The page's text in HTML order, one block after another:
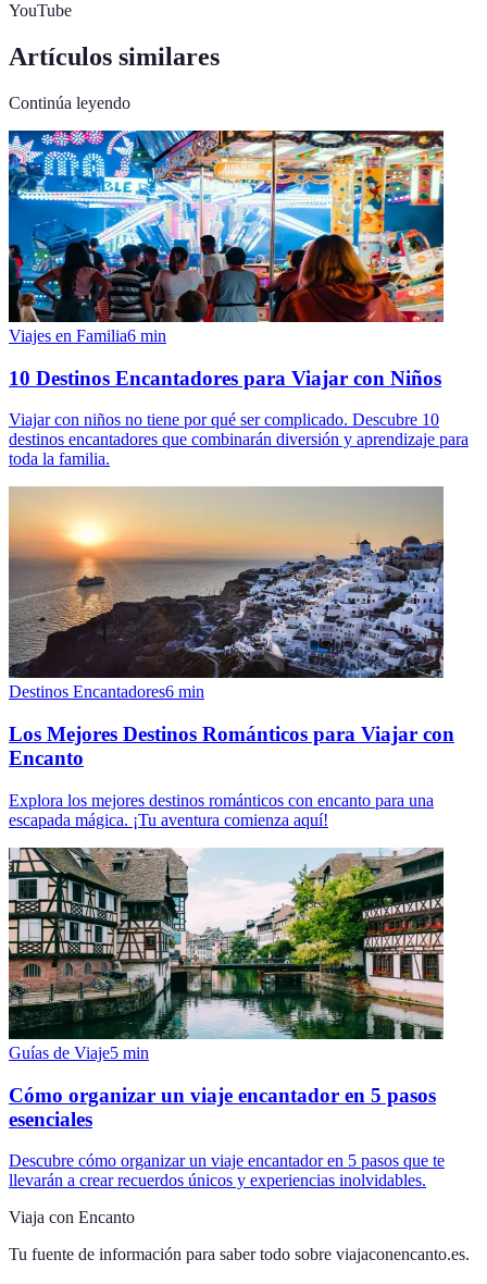
YouTube
Artículos similares
Continúa leyendo
Viajes en Familia6 min
10 Destinos Encantadores para Viajar con Niños
Viajar con niños no tiene por qué ser complicado. Descubre 10
destinos encantadores que combinarán diversión y aprendizaje para
toda la familia.
Destinos Encantadores6 min
Los Mejores Destinos Románticos para Viajar con
Encanto
Explora los mejores destinos románticos con encanto para una
escapada mágica. ¡Tu aventura comienza aquí!
Guías de Viaje5 min
Cómo organizar un viaje encantador en 5 pasos
esenciales
Descubre cómo organizar un viaje encantador en 5 pasos que te
llevarán a crear recuerdos únicos y experiencias inolvidables.
Viaja con Encanto
Tu fuente de información para saber todo sobre viajaconencanto.es.